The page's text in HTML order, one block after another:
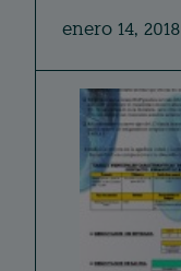
enero 14, 2018